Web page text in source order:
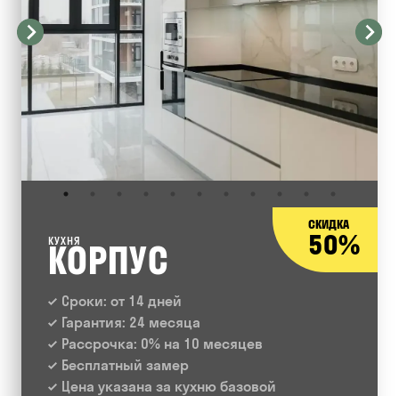
СКИДКА
50%
КУХНЯ
КОРПУС
Сроки: от 14 дней
Гарантия: 24 месяца
Рассрочка: 0% на 10 месяцев
Бесплатный замер
Цена указана за кухню базовой